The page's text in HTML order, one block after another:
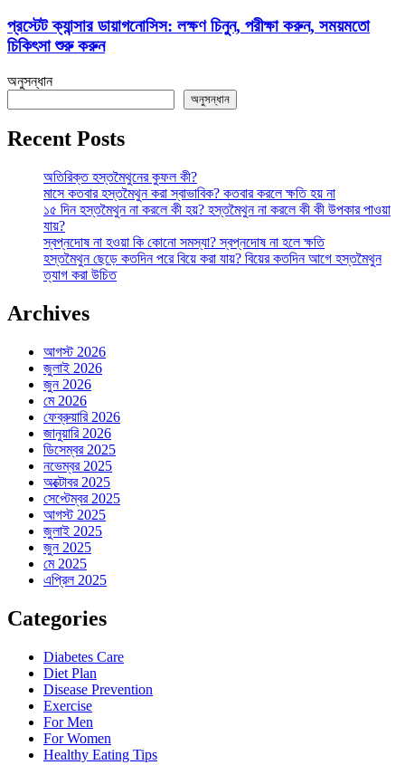
প্রস্টেট ক্যান্সার ডায়াগনোসিস: লক্ষণ চিনুন, পরীক্ষা করুন, সময়মতো
চিকিৎসা শুরু করুন
অনুসন্ধান
অনুসন্ধান
Recent Posts
অতিরিক্ত হস্তমৈথুনের কুফল কী?
মাসে কতবার হস্তমৈথুন করা স্বাভাবিক? কতবার করলে ক্ষতি হয় না
১৫ দিন হস্তমৈথুন না করলে কী হয়? হস্তমৈথুন না করলে কী কী উপকার পাওয়া
যায়?
স্বপ্নদোষ না হওয়া কি কোনো সমস্যা? স্বপ্নদোষ না হলে ক্ষতি
হস্তমৈথুন ছেড়ে কতদিন পরে বিয়ে করা যায়? বিয়ের কতদিন আগে হস্তমৈথুন
ত্যাগ করা উচিত
Archives
আগস্ট 2026
জুলাই 2026
জুন 2026
মে 2026
ফেব্রুয়ারি 2026
জানুয়ারি 2026
ডিসেম্বর 2025
নভেম্বর 2025
অক্টোবর 2025
সেপ্টেম্বর 2025
আগস্ট 2025
জুলাই 2025
জুন 2025
মে 2025
এপ্রিল 2025
Categories
Diabetes Care
Diet Plan
Disease Prevention
Exercise
For Men
For Women
Healthy Eating Tips